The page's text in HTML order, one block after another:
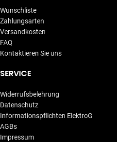
Wunschliste
Zahlungsarten
Versandkosten
FAQ
Kontaktieren Sie uns
SERVICE
Widerrufsbelehrung
Datenschutz
Informationspflichten ElektroG
AGBs
Impressum